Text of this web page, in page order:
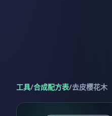
工具/合成配方表/去皮樱花木